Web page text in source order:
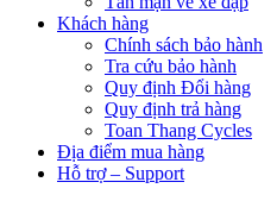
Khách hàng
Chính sách bảo hành
Tra cứu bảo hành
Quy định Đổi hàng
Quy định trả hàng
Toan Thang Cycles
Địa điểm mua hàng
Hỗ trợ – Support